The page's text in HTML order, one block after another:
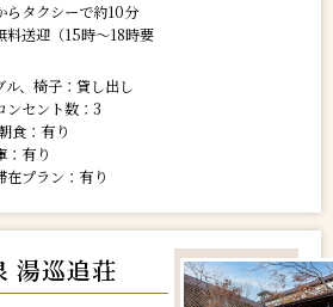
らタクシーで約10分
料送迎（15時～18時要
ル、椅子：貸し出し
ンセント数：3
食：有り
：有り
在プラン：有り
湯巡追荘